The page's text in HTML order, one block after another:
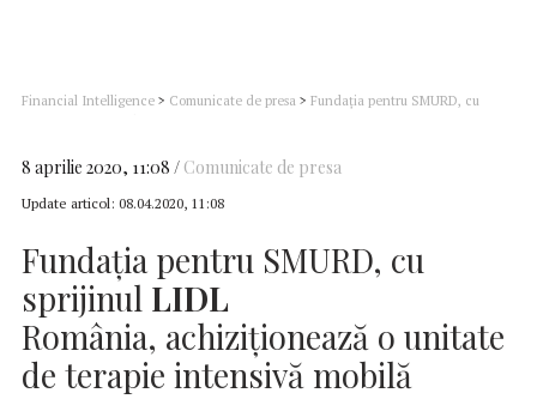
Financial Intelligence > Comunicate de presa > Fundația pentru SMURD, cu
8 aprilie 2020, 11:08 Comunicate de presa
Update articol: 08.04.2020, 11:08
Fundația pentru SMURD, cu
sprijinul LIDL
România, achiziționează o unitate
de terapie intensivă mobilă